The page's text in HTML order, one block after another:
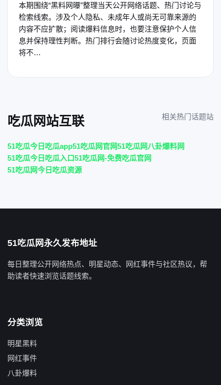
本期围绕“黑料网曝”整理当天公开网络话题、热门讨论与
检索线索。涉及个人隐私、未成年人或尚无可靠来源的
内容不应扩散；阅读爆料信息时，也要注意保护个人信
息并保持理性判断。热门排行会随讨论热度变化，页面
将不…
吃瓜网站互联 相关热门话题站
51吃瓜今日吃瓜app51吃瓜网官网51吃瓜网八卦爆料网
51吃瓜今日吃瓜入口51吃瓜网-免费吃瓜官网
51吃瓜网今日吃瓜资源
51吃瓜网永久发布地址
每日整理公开网络热点、明星动态、网红事件与社区热议，帮
助读者快速浏览话题线索。
分类浏览
明星黑料
网红事件
八卦爆料